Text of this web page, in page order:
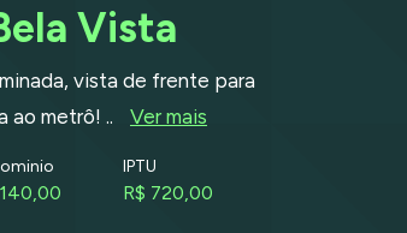
Vista
vista de frente para
ao metrô! ..
Ver mais
IPTU
R$ 720,00